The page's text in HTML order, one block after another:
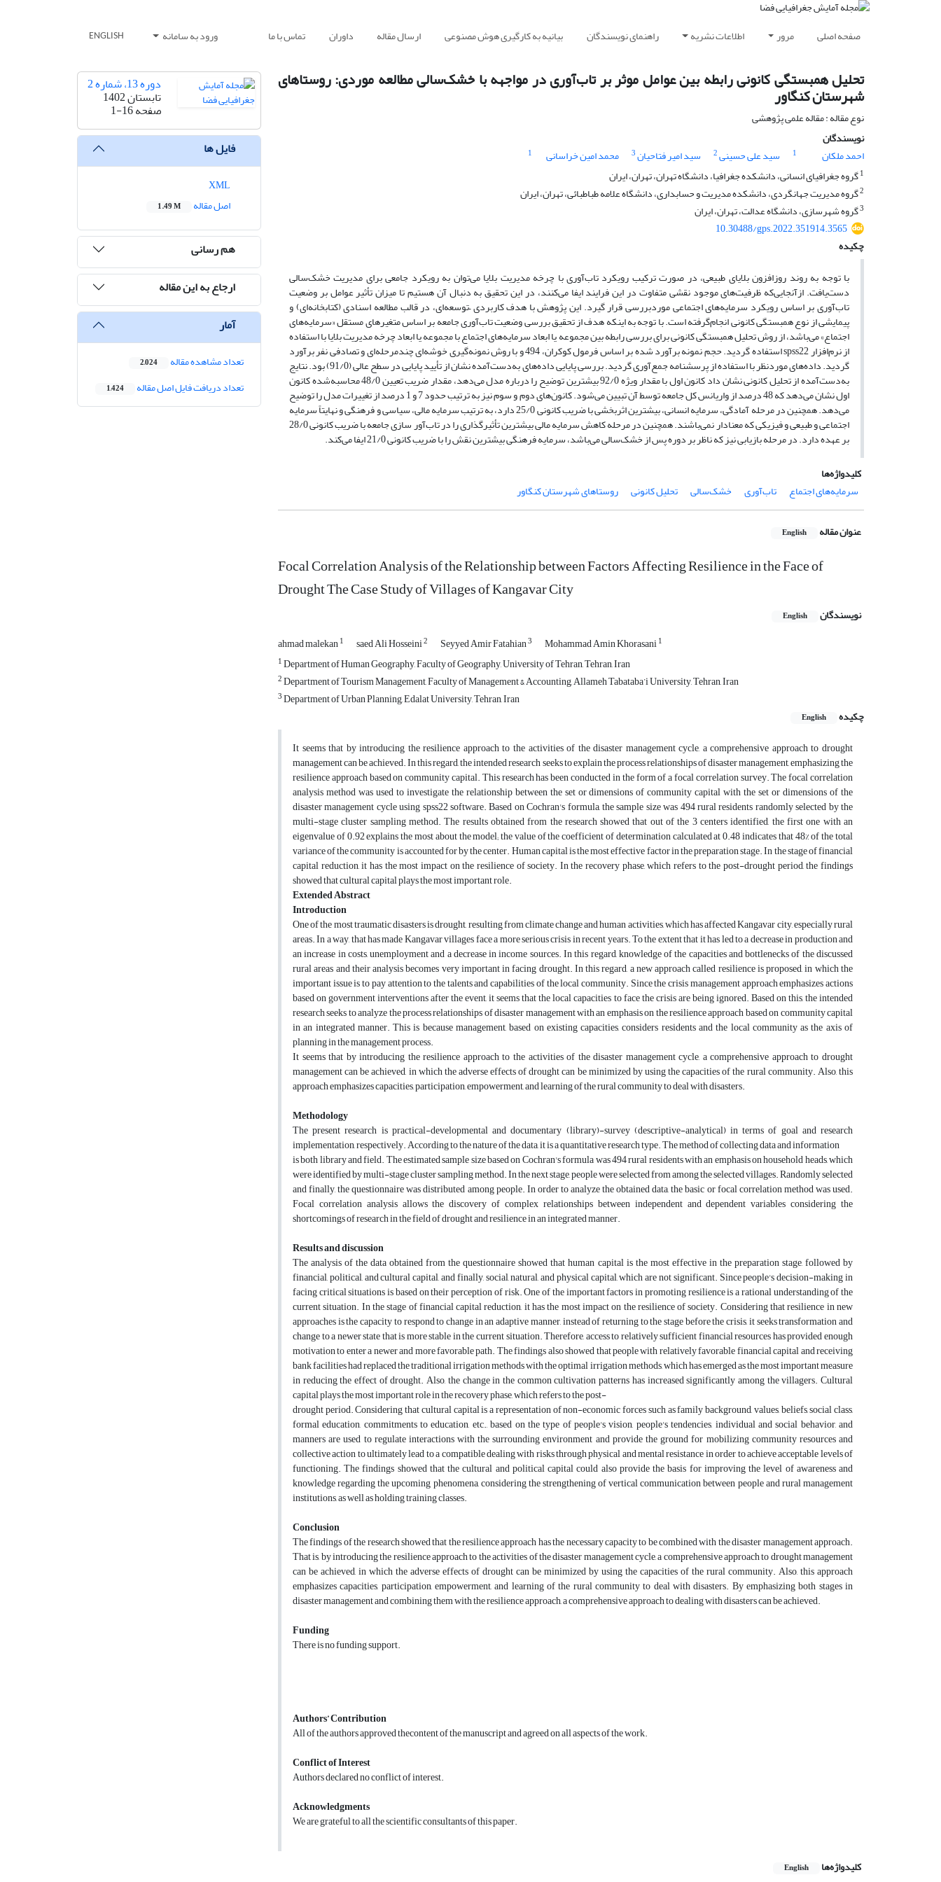
صفحه اصلی مرور اطلاعات نشریه راهنمای نویسندگان بیانیه به کارگیری هوش مصنوعی ارسال مقاله داوران تماس با ما ورود به سامانه ENGLISH
تحلیل همبستگی کانونی رابطه بین عوامل موثر بر تاب‌آوری در مواجهه با خشک‌سالی مطالعه موردی: روستاهای
شهرستان کنگاور
نوع مقاله : مقاله علمی پژوهشی
نویسندگان
احمد ملکان
1 سید علی حسینی2 سید امیر فتاحیان3 محمد امین خراسانی
1
1گروه جغرافیای انسانی، دانشکده جغرافیا، دانشگاه تهران، تهران، ایران
2گروه مدیریت جهانگردی، دانشکده مدیریت و حسابداری، دانشگاه علامه طباطبائی، تهران، ایران
3گروه شهرسازی، دانشگاه عدالت، تهران، ایران
10.30488/gps.2022.351914.3565
چکیده
با توجه به روند روزافزون بلایای طبیعی، در صورت ترکیب رویکرد تاب‌آوری با چرخه مدیریت بلایا می‌توان به رویکرد جامعی برای مدیریت خشک‌سالی
دست‌یافت. ازآنجایی‌که ظرفیت‌های موجود نقشی متفاوت در این فرایند ایفا می‌کنند، در این تحقیق به دنبال آن هستیم تا میزان تأثیر عوامل بر وضعیت
تاب‌آوری بر اساس رویکرد سرمایه‌های اجتماعی موردبررسی قرار گیرد. این پژوهش با هدف کاربردی –توسعه‌ای، در قالب مطالعه اسنادی (کتابخانه‌ای) و
پیمایشی از نوع همبستگی کانونی انجام‌گرفته است. با توجه به اینکه هدف از تحقیق بررسی وضعیت تاب‌آوری جامعه بر اساس متغیرهای مستقل «سرمایه‌های
اجتماع» می‌باشد، از روش تحلیل همبستگی کانونی برای بررسی رابطه بین مجموعه یا ابعاد سرمایه‌های اجتماع با مجموعه یا ابعاد چرخه مدیریت بلایا با استفاده
از نرم‌افزار spss22 استفاده گردید. حجم نمونه برآورد شده بر اساس فرمول کوکران، 494 و با روش نمونه‌گیری خوشه‌ای چندمرحله‌ای و تصادفی نفر برآورد
گردید. داده‌های موردنظر با استفاده از پرسشنامه جمع‌آوری گردید. بررسی پایایی داده‌های به‌دست‌آمده نشان از تأیید پایایی در سطح عالی (91/0) بود. نتایج
به‌دست‌آمده از تحلیل کانونی نشان داد کانون اول با مقدار ویژه 92/0 بیشترین توضیح را درباره مدل می‌دهد، مقدار ضریب تعیین 48/0 محاسبه‌شده کانون
اول نشان می‌دهد که 48 درصد از واریانس کل جامعه توسط آن تبیین می‌شود. کانون‌های دوم و سوم نیز به ترتیب حدود 7 و 1 درصد از تغییرات مدل را توضیح
می‌دهد. همچنین در مرحله آمادگی، سرمایه انسانی، بیشترین اثربخشی با ضریب کانونی 25/0 دارد، به ترتیب سرمایه مالی، سیاسی و فرهنگی و نهایتاً سرمایه
اجتماعی و طبیعی و فیزیکی که معنادار نمی‌باشند. همچنین در مرحله کاهش سرمایه مالی بیشترین تأثیرگذاری را در تاب‌آور سازی جامعه با ضریب کانونی 28/0
بر عهده دارد. در مرحله بازیابی نیز که ناظر بر دوره پس از خشک‌سالی می‌باشد، سرمایه فرهنگی بیشترین نقش را با ضریب کانونی 21/0 ایفا می‌کند.
کلیدواژه‌ها
سرمایه‌های اجتماع
تاب‌آوری خشک‌سالی تحلیل کانونی روستاهای شهرستان کنگاور
عنوان مقاله English
Focal Correlation Analysis of the Relationship between Factors Affecting Resilience in the Face of
Drought The Case Study of Villages of Kangavar City
نویسندگان English
ahmad malekan1 saed Ali Hosseini2 Seyyed Amir Fatahian3 Mohammad Amin Khorasani1
1Department of Human Geography, Faculty of Geography, University of Tehran, Tehran, Iran
2Department of Tourism Management, Faculty of Management & Accounting, Allameh Tabataba’i University, Tehran, Iran
3Department of Urban Planning, Edalat University, Tehran, Iran
چکیده
English
It seems that by introducing the resilience approach to the activities of the disaster management cycle, a comprehensive approach to drought
management can be achieved. In this regard, the intended research seeks to explain the process relationships of disaster management, emphasizing the
resilience approach based on community capital. This research has been conducted in the form of a focal correlation survey. The focal correlation
analysis method was used to investigate the relationship between the set or dimensions of community capital with the set or dimensions of the
disaster management cycle using spss22 software. Based on Cochran's formula, the sample size was 494 rural residents randomly selected by the
multi-stage cluster sampling method. The results obtained from the research showed that out of the 3 centers identified, the first one with an
eigenvalue of 0.92 explains the most about the model; the value of the coefficient of determination calculated at 0.48 indicates that 48% of the total
variance of the community is accounted for by the center. Human capital is the most effective factor in the preparation stage. In the stage of financial
capital reduction, it has the most impact on the resilience of society. In the recovery phase, which refers to the post-drought period, the findings
showed that cultural capital plays the most important role.
Extended Abstract
Introduction
One of the most traumatic disasters is drought, resulting from climate change and human activities, which has affected Kangavar city, especially rural
areas. In a way, that has made Kangavar villages face a more serious crisis in recent years. To the extent that it has led to a decrease in production and
an increase in costs, unemployment and a decrease in income sources. In this regard, knowledge of the capacities and bottlenecks of the discussed
rural areas and their analysis becomes very important in facing drought. In this regard, a new approach called resilience is proposed, in which the
important issue is to pay attention to the talents and capabilities of the local community. Since the crisis management approach emphasizes actions
based on government interventions after the event, it seems that the local capacities to face the crisis are being ignored. Based on this, the intended
research seeks to analyze the process relationships of disaster management with an emphasis on the resilience approach based on community capital
in an integrated manner. This is because management, based on existing capacities, considers residents and the local community as the axis of
planning in the management process.
It seems that by introducing the resilience approach to the activities of the disaster management cycle, a comprehensive approach to drought
management can be achieved, in which the adverse effects of drought can be minimized by using the capacities of the rural community. Also, this
approach emphasizes capacities, participation, empowerment, and learning of the rural community to deal with disasters.
Methodology
The present research is practical-developmental and documentary (library)-survey (descriptive-analytical) in terms of goal and research
implementation, respectively. According to the nature of the data, it is a quantitative research type. The method of collecting data and information
is both library and field. The estimated sample size based on Cochran's formula was 494 rural residents with an emphasis on household heads, which
were identified by multi-stage cluster sampling method. In the next stage, people were selected from among the selected villages. Randomly selected
and finally, the questionnaire was distributed among people. In order to analyze the obtained data, the basic or focal correlation method was used.
Focal correlation analysis allows the discovery of complex relationships between independent and dependent variables considering the
shortcomings of research in the field of drought and resilience in an integrated manner.
Results and discussion
The analysis of the data obtained from the questionnaire showed that human capital is the most effective in the preparation stage, followed by
financial, political, and cultural capital, and finally, social, natural, and physical capital, which are not significant. Since people's decision-making in
facing critical situations is based on their perception of risk. One of the important factors in promoting resilience is a rational understanding of the
current situation. In the stage of financial capital reduction, it has the most impact on the resilience of society. Considering that resilience in new
approaches is the capacity to respond to change in an adaptive manner, instead of returning to the stage before the crisis, it seeks transformation and
change to a newer state that is more stable in the current situation. Therefore, access to relatively sufficient financial resources has provided enough
motivation to enter a newer and more favorable path. The findings also showed that people with relatively favorable financial capital and receiving
bank facilities had replaced the traditional irrigation methods with the optimal irrigation methods, which has emerged as the most important measure
in reducing the effect of drought. Also, the change in the common cultivation patterns has increased significantly among the villagers. Cultural
capital plays the most important role in the recovery phase, which refers to the post-
drought period. Considering that cultural capital is a representation of non-economic forces such as family background, values, beliefs, social class,
formal education, commitments to education, etc., based on the type of people's vision, people's tendencies, individual and social behavior, and
manners are used to regulate interactions with the surrounding environment and provide the ground for mobilizing community resources and
collective action to ultimately lead to a compatible dealing with risks through physical and mental resistance in order to achieve acceptable levels of
functioning. The findings showed that the cultural and political capital could also provide the basis for improving the level of awareness and
knowledge regarding the upcoming phenomena, considering the strengthening of vertical communication between people and rural management
institutions, as well as holding training classes.
Conclusion
The findings of the research showed that the resilience approach has the necessary capacity to be combined with the disaster management approach.
That is, by introducing the resilience approach to the activities of the disaster management cycle, a comprehensive approach to drought management
can be achieved, in which the adverse effects of drought can be minimized by using the capacities of the rural community. Also, this approach
emphasizes capacities, participation, empowerment, and learning of the rural community to deal with disasters. By emphasizing both stages in
disaster management and combining them with the resilience approach, a comprehensive approach to dealing with disasters can be achieved.
Funding
There is no funding support.
Authors’ Contribution
All of the authors approved thecontent of the manuscript and agreed on all aspects of the work.
Conflict of Interest
Authors declared no conflict of interest.
Acknowledgments
We are grateful to all the scientific consultants of this paper.
کلیدواژه‌ها English
دوره 13، شماره 2
تابستان 1402
صفحه1-16
فایل ها
اصل مقاله
1.49 M
هم رسانی
ارجاع به این مقاله
آمار
تعداد مشاهده مقاله 2,024
تعداد دریافت فایل اصل مقاله 1,424